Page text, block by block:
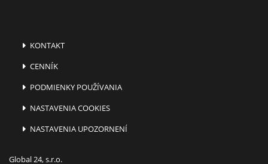
KONTAKT
CENNÍK
PODMIENKY POUŽÍVANIA
NASTAVENIA COOKIES
NASTAVENIA UPOZORNENÍ
Global 24, s.r.o.